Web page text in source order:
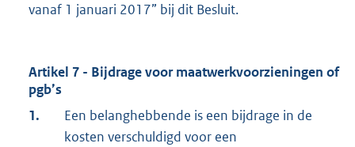
vanaf 1 januari 2017” bij dit Besluit.
Artikel 7 - Bijdrage voor maatwerkvoorzieningen of
pgb’s
1.
Een belanghebbende is een bijdrage in de
kosten verschuldigd voor een